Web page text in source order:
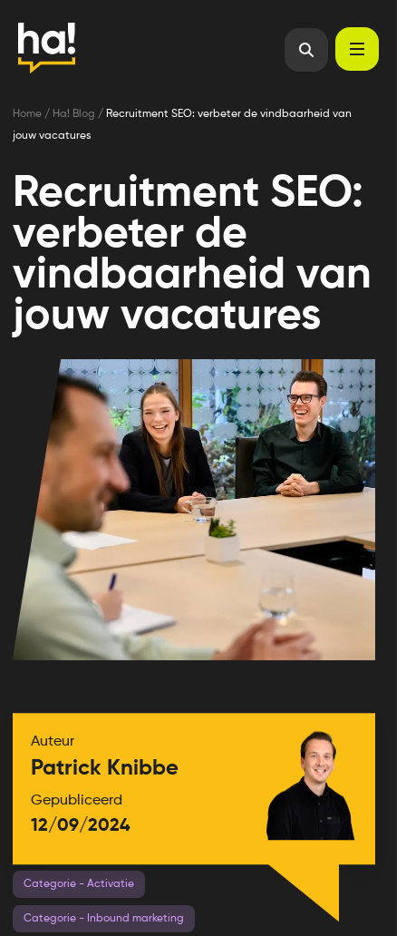
Home / Ha! Blog / Recruitment SEO: verbeter de vindbaarheid van
jouw vacatures
Recruitment SEO:
verbeter de
vindbaarheid van
jouw vacatures
Auteur
Patrick Knibbe
Gepubliceerd
12/09/2024
Categorie - Activatie
Categorie - Inbound marketing